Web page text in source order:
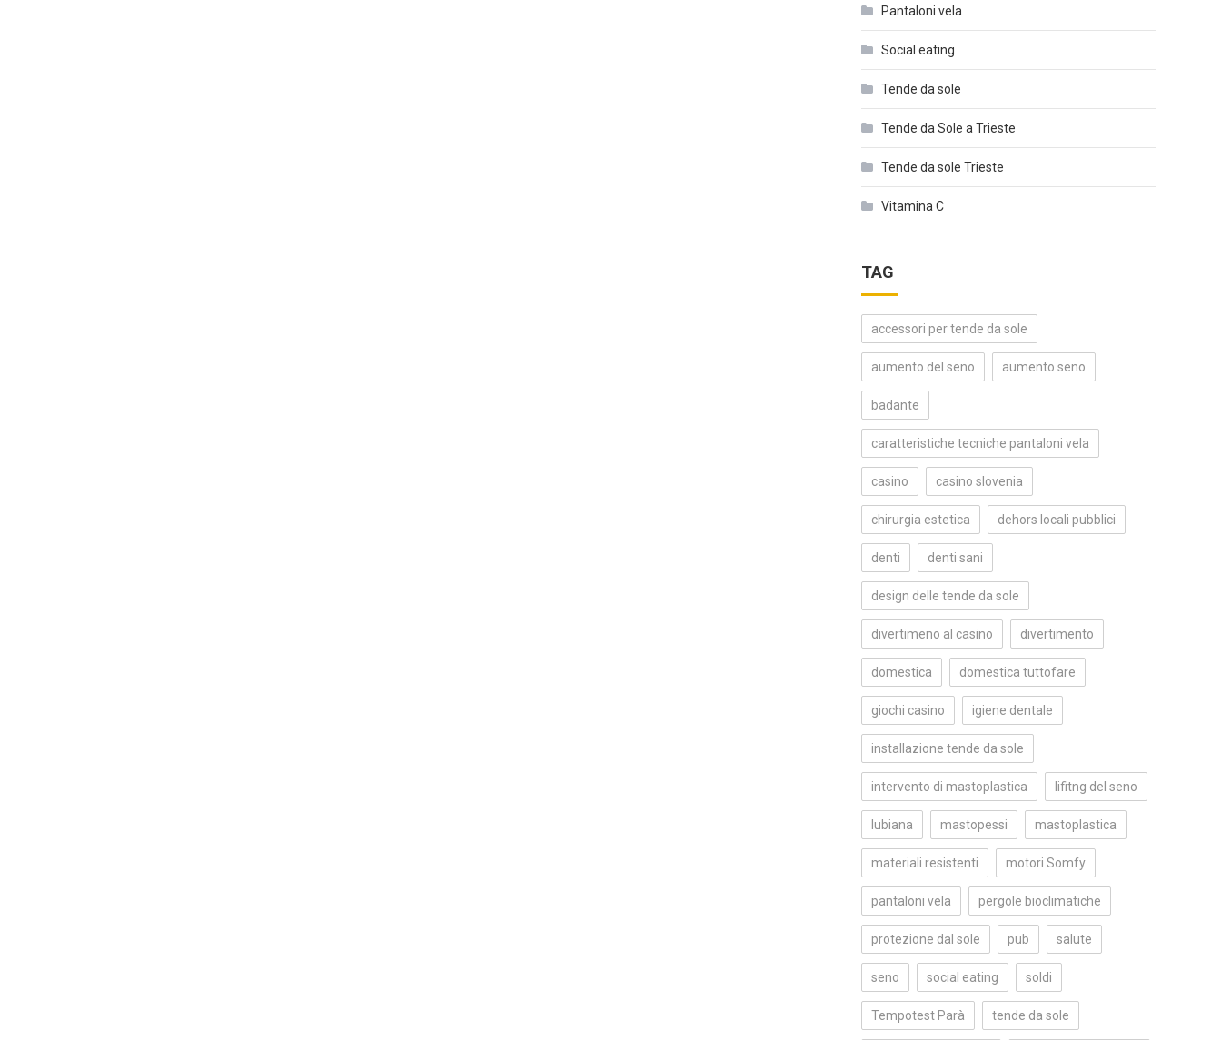
Pantaloni vela
Social eating
Tende da sole
Tende da Sole a Trieste
Tende da sole Trieste
Vitamina C
TAG
accessori per tende da sole
aumento del seno aumento seno
badante
caratteristiche tecniche pantaloni vela
casino casino slovenia
chirurgia estetica dehors locali pubblici
denti denti sani
design delle tende da sole
divertimeno al casino divertimento
domestica domestica tuttofare
giochi casino igiene dentale
installazione tende da sole
intervento di mastoplastica lifitng del seno
lubiana mastopessi mastoplastica
materiali resistenti motori Somfy
pantaloni vela pergole bioclimatiche
protezione dal sole pub salute
seno social eating soldi
Tempotest Parà tende da sole